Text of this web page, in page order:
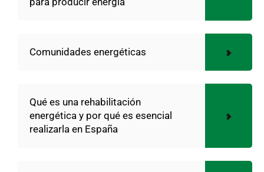
Comunidades energéticas
Qué es una rehabilitación
energética y por qué es esencial
realizarla en España